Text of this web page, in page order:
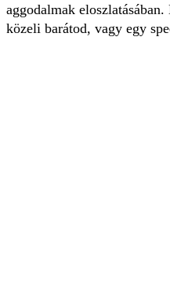
aggodalmak
közeli barátod, vagy egy